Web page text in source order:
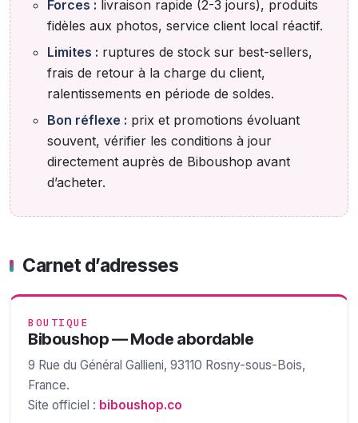
Forces : livraison rapide (2-3 jours), produits
fidèles aux photos, service client local réactif.
Limites : ruptures de stock sur best-sellers,
frais de retour à la charge du client,
ralentissements en période de soldes.
Bon réflexe : prix et promotions évoluant
souvent, vérifier les conditions à jour
directement auprès de Biboushop avant
d’acheter.
Carnet d’adresses
BOUTIQUE
Biboushop — Mode abordable
9 Rue du Général Gallieni, 93110 Rosny-sous-Bois,
France.
Site officiel : biboushop.co